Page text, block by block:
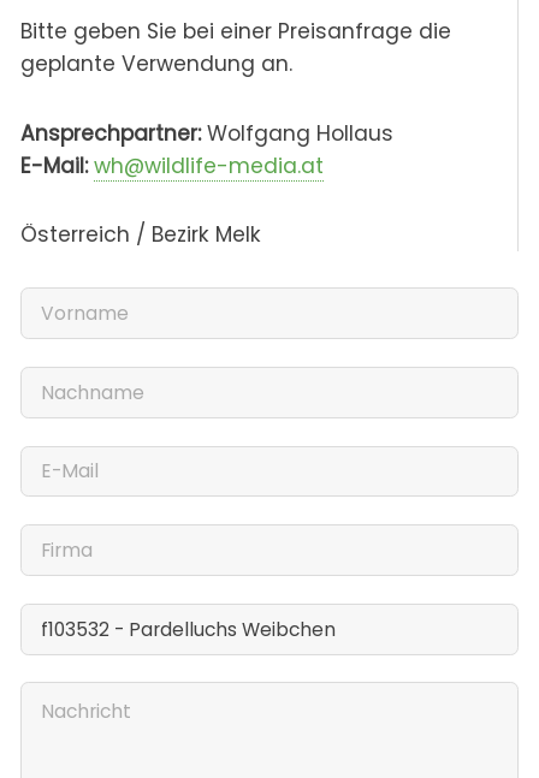
Bitte geben Sie bei einer Preisanfrage die
geplante Verwendung an.
Ansprechpartner:Wolfgang Hollaus
E-Mail: wh@wildlife-media.at
Österreich / Bezirk Melk